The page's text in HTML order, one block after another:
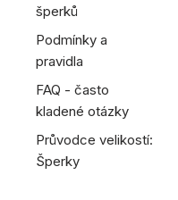
šperků
Podmínky a
pravidla
FAQ - často
kladené otázky
Průvodce velikostí:
Šperky